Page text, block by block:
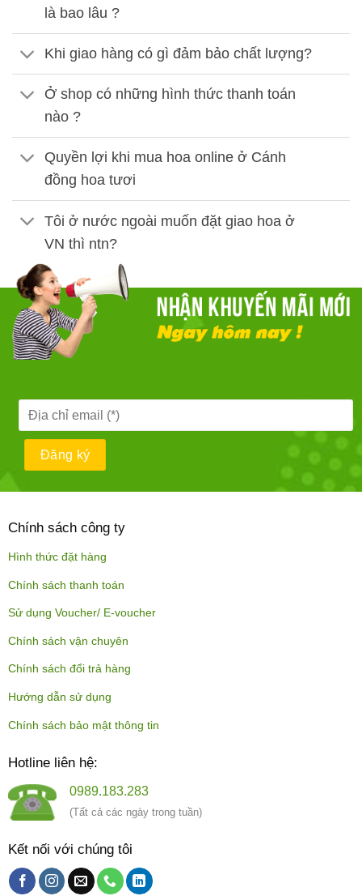
là bao lâu ?
Khi giao hàng có gì đảm bảo chất lượng?
Ở shop có những hình thức thanh toán
nào ?
Quyền lợi khi mua hoa online ở Cánh
đồng hoa tươi
Tôi ở nước ngoài muốn đặt giao hoa ở
VN thì ntn?
Chính sách công ty
Hình thức đặt hàng
Chính sách thanh toán
Sử dụng Voucher/ E-voucher
Chính sách vận chuyên
Chính sách đổi trả hàng
Hướng dẫn sử dụng
Chính sách bảo mật thông tin
Hotline liên hệ:
0989.183.283
(Tất cả các ngày trong tuần)
Kết nối với chúng tôi